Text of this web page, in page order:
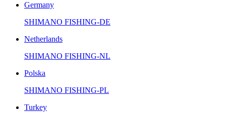
Germany
SHIMANO FISHING-DE
Netherlands
SHIMANO FISHING-NL
Polska
SHIMANO FISHING-PL
Turkey